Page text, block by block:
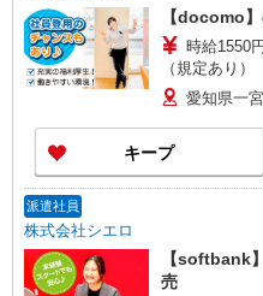
【docomo
時給1550
（規定あり） ゜+゜・。○。・゜+゜・。○。・゜
+゜ 入社祝い金10
頂くと, インセン
い・週払い可
+゜・。○。・
愛知県一
キープ
派遣社員
株式会社シエロ
【softbank
売